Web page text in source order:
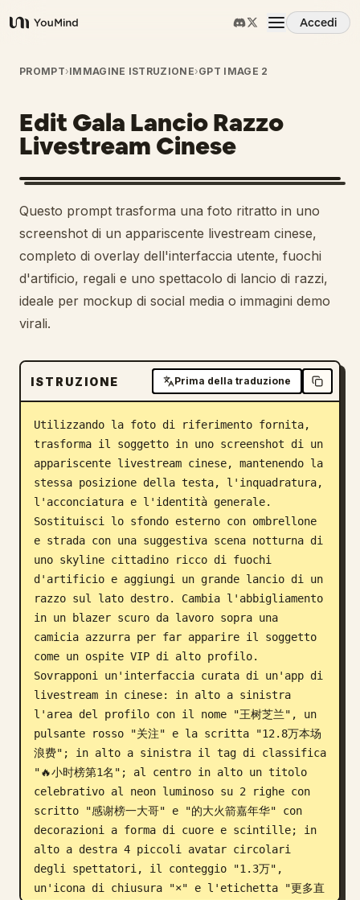
YouMind
Accedi
Panoramica
Casi d'uso
Abilità
Prompt
Prezzi
Scarica
Blog
Aggiornamenti
PROMPT›IMMAGINE ISTRUZIONE›GPT IMAGE 2
Edit Gala Lancio Razzo
Livestream Cinese
Questo prompt trasforma una foto ritratto in uno
screenshot di un appariscente livestream cinese,
completo di overlay dell'interfaccia utente, fuochi
d'artificio, regali e uno spettacolo di lancio di razzi,
ideale per mockup di social media o immagini demo
virali.
ISTRUZIONE Prima della traduzione
Utilizzando la foto di riferimento fornita,
trasforma il soggetto in uno screenshot di un
appariscente livestream cinese, mantenendo la
stessa posizione della testa, l'inquadratura,
l'acconciatura e l'identità generale.
Sostituisci lo sfondo esterno con ombrellone
e strada con una suggestiva scena notturna di
uno skyline cittadino ricco di fuochi
d'artificio e aggiungi un grande lancio di un
razzo sul lato destro. Cambia l'abbigliamento
in un blazer scuro da lavoro sopra una
camicia azzurra per far apparire il soggetto
come un ospite VIP di alto profilo.
Sovrapponi un'interfaccia curata di un'app di
livestream in cinese: in alto a sinistra
l'area del profilo con il nome "王树芝兰", un
pulsante rosso "关注" e la scritta "12.8万本场
浪费"; in alto a sinistra il tag di classifica
"🔥小时榜第1名"; al centro in alto un titolo
celebrativo al neon luminoso su 2 righe con
scritto "感谢榜一大哥" e "的大火箭嘉年华" con
decorazioni a forma di cuore e scintille; in
alto a destra 4 piccoli avatar circolari
degli spettatori, il conteggio "1.3万",
un'icona di chiusura "×" e l'etichetta "更多直